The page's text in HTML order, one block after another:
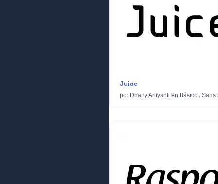
Juice
por Dhany Arliyanti en Básico /Sans